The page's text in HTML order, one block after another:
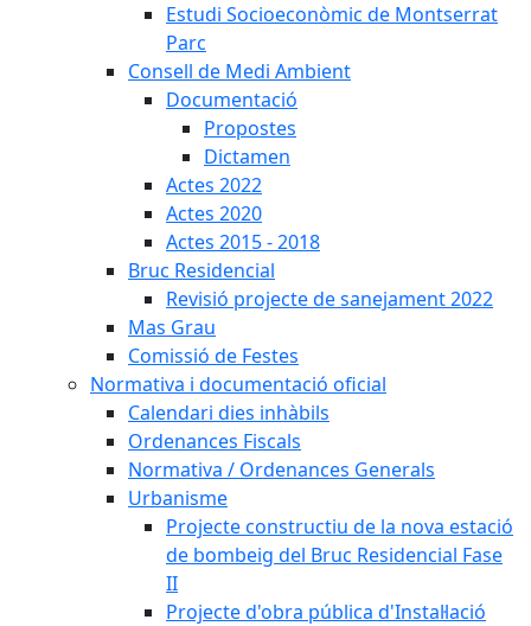
Estudi Socioeconòmic de Montserrat
Parc
Consell de Medi Ambient
Documentació
Propostes
Dictamen
Actes 2022
Actes 2020
Actes 2015 - 2018
Bruc Residencial
Revisió projecte de sanejament 2022
Mas Grau
Comissió de Festes
Normativa i documentació oficial
Calendari dies inhàbils
Ordenances Fiscals
Normativa / Ordenances Generals
Urbanisme
Projecte constructiu de la nova estació
de bombeig del Bruc Residencial Fase
II
Projecte d'obra pública d'Instal·lació